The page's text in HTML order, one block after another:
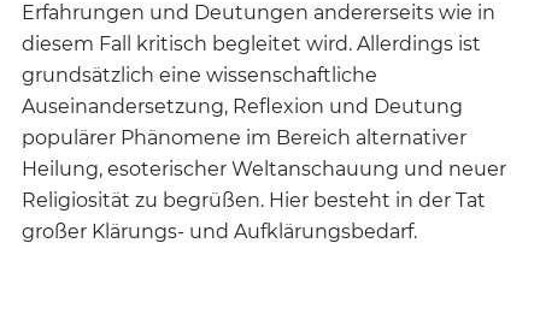
Erfahrungen und Deutungen andererseits wie in
diesem Fall kritisch begleitet wird. Allerdings ist
grundsätzlich eine wissenschaftliche
Auseinandersetzung, Reflexion und Deutung
populärer Phänomene im Bereich alternativer
Heilung, esoterischer Weltanschauung und neuer
Religiosität zu begrüßen. Hier besteht in der Tat
großer Klärungs- und Aufklärungsbedarf.